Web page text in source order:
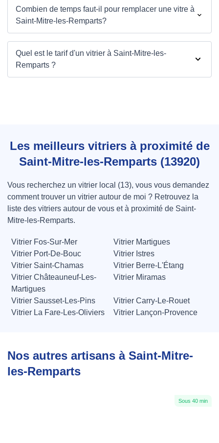
Combien de temps faut-il pour remplacer une vitre à
Saint-Mitre-les-Remparts?
Quel est le tarif d'un vitrier à Saint-Mitre-les-
Remparts ?
Les meilleurs vitriers à proximité de
Saint-Mitre-les-Remparts (13920)
Vous recherchez un vitrier local (13), vous vous demandez
comment trouver un vitrier autour de moi ? Retrouvez la
liste des vitriers autour de vous et à proximité de Saint-
Mitre-les-Remparts.
Vitrier Fos-Sur-Mer
Vitrier Martigues
Vitrier Port-De-Bouc
Vitrier Istres
Vitrier Saint-Chamas
Vitrier Berre-L'Étang
Vitrier Châteauneuf-Les-
Martigues
Vitrier Miramas
Vitrier Sausset-Les-Pins
Vitrier Carry-Le-Rouet
Vitrier La Fare-Les-Oliviers
Vitrier Lançon-Provence
Nos autres artisans à Saint-Mitre-
les-Remparts
Sous 40 min